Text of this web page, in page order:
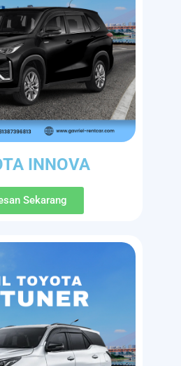
INNOVA
Sekarang